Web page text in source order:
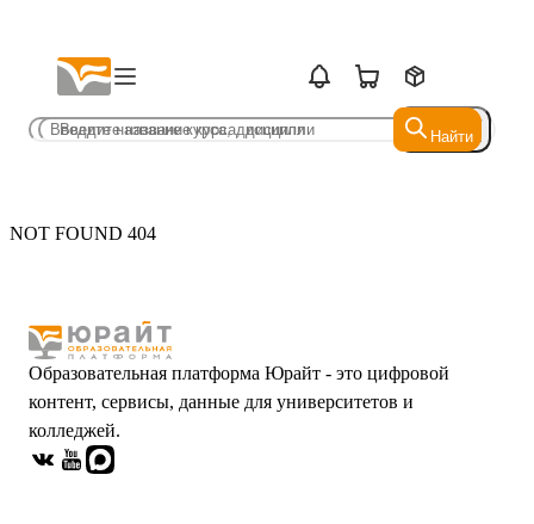
Найти
Найти
NOT FOUND 404
Образовательная платформа Юрайт - это цифровой
контент, сервисы, данные для университетов и
колледжей.